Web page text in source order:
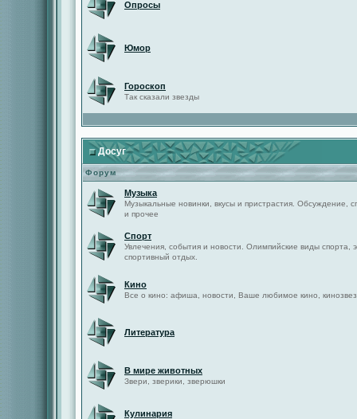
Опросы
Юмор
Гороскоп
Так сказали звезды
Досуг
Форум
Музыка
Музыкальные новинки, вкусы и пристрастия. Обсуждение,
и прочее
Спорт
Увлечения, события и новости. Олимпийские виды спорта,
спортивный отдых.
Кино
Все о кино: афиша, новости, Ваше любимое кино,
Литература
В мире животных
Звери, зверики, зверюшки
Кулинария